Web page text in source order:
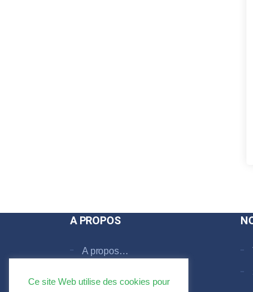
A PROPOS
A propos…
Ce site Web utilise des cookies pour